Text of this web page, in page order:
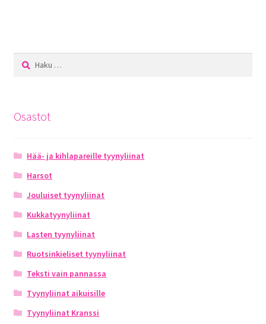
Haku:
Osastot
Hää- ja kihlapareille tyynyliinat
Harsot
Jouluiset tyynyliinat
Kukkatyynyliinat
Lasten tyynyliinat
Ruotsinkieliset tyynyliinat
Teksti vain pannassa
Tyynyliinat aikuisille
Tyynyliinat Kranssi